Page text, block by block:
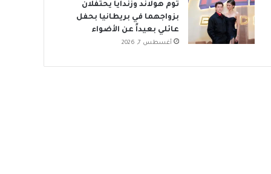
توم هولاند وزندايا يحتفلان
بزواجهما في بريطانيا بحفل
عائلي بعيداً عن الأضواء
أغسطس 7, 2026